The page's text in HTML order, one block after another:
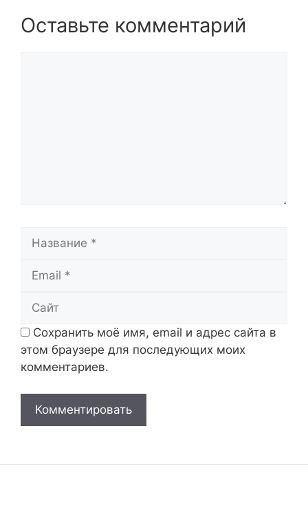
Оставьте комментарий
Название
Email
Сайт
Сохранить моё имя, email и адрес сайта в
этом браузере для последующих моих
комментариев.